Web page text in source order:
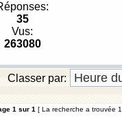
35
Vus:
263080
Classer par:
1 sur 1 [ La recherche a trouvée